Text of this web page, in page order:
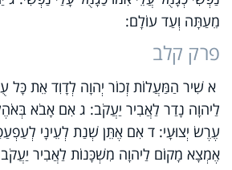
מֵעַתָּה וְעַד עוֹלָם:
פרק קלב
א שִׁיר הַמַּעֲלוֹת זְכוֹר יְהוָה לְדָוִד אֵת כָּל
לַיהוָה נָדַר לַאֲבִיר יַעֲקֹב: ג אִם אָבֹא
עֶרֶשׂ יְצוּעָי: ד אִם אֶתֵּן שְׁנַת לְעֵינָי
אֶמְצָא מָקוֹם לַיהוָה מִשְׁכָּנוֹת לַאֲבִיר